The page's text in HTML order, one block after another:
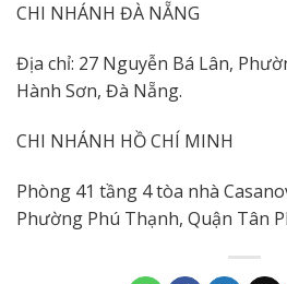
CHI NHÁNH ĐÀ NẴNG
Địa chỉ: 27 Nguyễn Bá Lân,
Hành Sơn, Đà Nẵng.
CHI NHÁNH HỒ CHÍ MINH
Phòng 41 tầng 4 tòa nhà
Phường Phú Thạnh, Quận Tân